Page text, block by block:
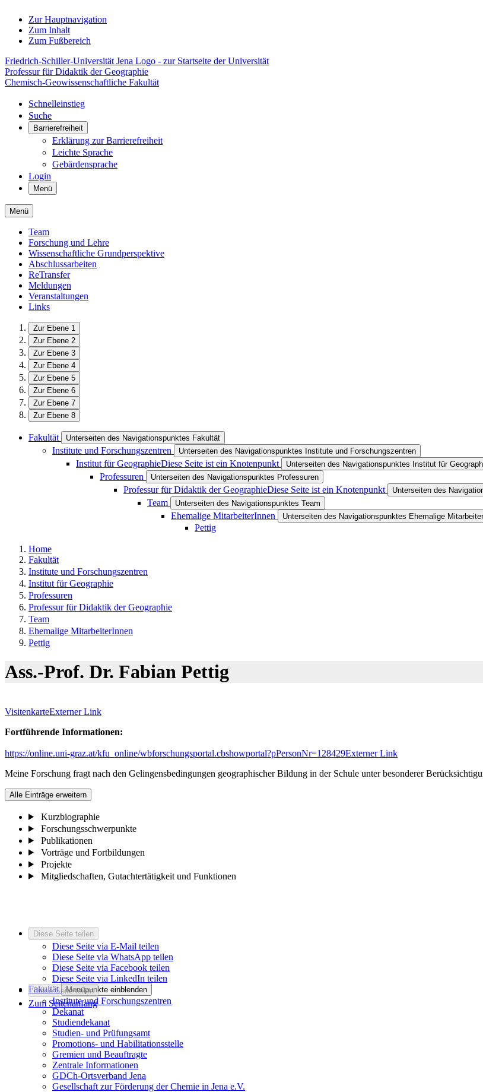
Zur Hauptnavigation
Zum Inhalt
Zum Fußbereich
Friedrich-Schiller-Universität Jena Logo - zur Startseite der Universität
Professur für Didaktik der Geographie
Chemisch-Geowissenschaftliche Fakultät
Schnelleinstieg
Suche
Barrierefreiheit
Erklärung zur Barrierefreiheit
Leichte Sprache
Gebärdensprache
Login
Menü
Menü
Team
Forschung und Lehre
Wissenschaftliche Grundperspektive
Abschlussarbeiten
ReTransfer
Meldungen
Veranstaltungen
Links
Zur Ebene 1
Zur Ebene 2
Zur Ebene 3
Zur Ebene 4
Zur Ebene 5
Zur Ebene 6
Zur Ebene 7
Zur Ebene 8
Fakultät Unterseiten des Navigationspunktes Fakultät
Institute und Forschungszentren Unterseiten des Navigationspunktes Institute und Forschungszentren
Institut für GeographieDiese Seite ist ein Knotenpunkt Unterseiten des Navigationspunktes Institut für
Professuren Unterseiten des Navigationspunktes Professuren
Professur für Didaktik der GeographieDiese Seite ist ein Knotenpunkt Unterseiten des
Team Unterseiten des Navigationspunktes Team
Ehemalige MitarbeiterInnen Unterseiten des Navigationspunktes Ehemalige
Pettig
Home
Fakultät
Institute und Forschungszentren
Institut für Geographie
Professuren
Professur für Didaktik der Geographie
Team
Ehemalige MitarbeiterInnen
Pettig
Ass.-Prof. Dr. Fabian Pettig
VisitenkarteExterner Link
Fortführende Informationen:
https://online.uni-graz.at/kfu_online/wbforschungsportal.cbshowportal?pPersonNr=128429Externer Link
Meine Forschung fragt nach den Gelingensbedingungen geographischer Bildung in der Schule unter besonderer
Alle Einträge erweitern
Kurzbiographie
Forschungsschwerpunkte
Publikationen
Vorträge und Fortbildungen
Projekte
Mitgliedschaften, Gutachtertätigkeit und Funktionen
Diese Seite teilen
Diese Seite via E-Mail teilen
Diese Seite via WhatsApp teilen
Diese Seite via Facebook teilen
Diese Seite via LinkedIn teilen
Diese Seite teilen
Zum Seitenanfang
Fakultät Menüpunkte einblenden
Institute und Forschungszentren
Dekanat
Studiendekanat
Studien- und Prüfungsamt
Promotions- und Habilitationsstelle
Gremien und Beauftragte
Zentrale Informationen
GDCh-Ortsverband Jena
Gesellschaft zur Förderung der Chemie in Jena e.V.